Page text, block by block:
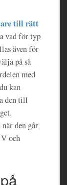
till rätt
vad för typ
även för
på så
med
kan
den till
den går
och